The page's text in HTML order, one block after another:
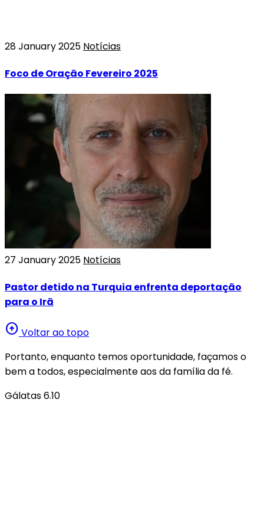
28 January 2025 Notícias
Foco de Oração Fevereiro 2025
27 January 2025 Notícias
Pastor detido na Turquia enfrenta deportação
para o Irã
arrow_circle_up Voltar ao topo
Portanto, enquanto temos oportunidade, façamos o
bem a todos, especialmente aos da família da fé.
Gálatas 6.10